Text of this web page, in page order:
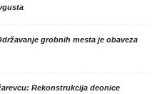
grobnih mesta je obaveza
Rekonstrukcija deonice